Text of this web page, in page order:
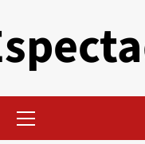
al
contenido
primario